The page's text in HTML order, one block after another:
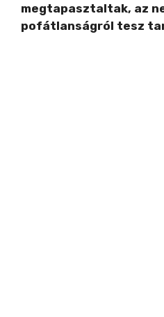
megtapasztaltak, az
pofátlanságról tesz